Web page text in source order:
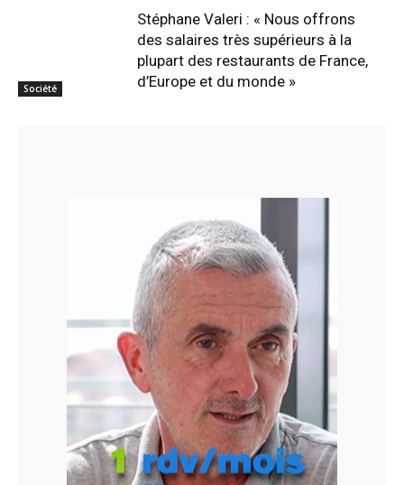
Société
Stéphane Valeri : « Nous offrons
des salaires très supérieurs à la
plupart des restaurants de France,
d’Europe et du monde »